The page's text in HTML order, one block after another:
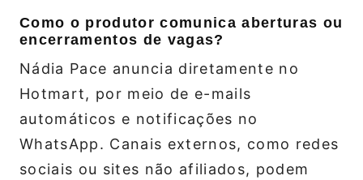
Como o produtor comunica aberturas ou
encerramentos de vagas?
Nádia Pace anuncia diretamente no
Hotmart, por meio de e-mails
automáticos e notificações no
WhatsApp. Canais externos, como redes
sociais ou sites não afiliados, podem